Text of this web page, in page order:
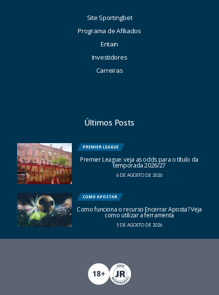
Site Sportingbet
Programa de Afiliados
Entain
Investidores
Carreiras
Últimos Posts
PREMIER LEAGUE
Premier League: veja as odds para o título da
temporada 2026/27
6 DE AGOSTO DE 2026
COMO APOSTAR
Como funciona o recurso Encerrar Aposta? Veja
como utilizar a ferramenta
5 DE AGOSTO DE 2026